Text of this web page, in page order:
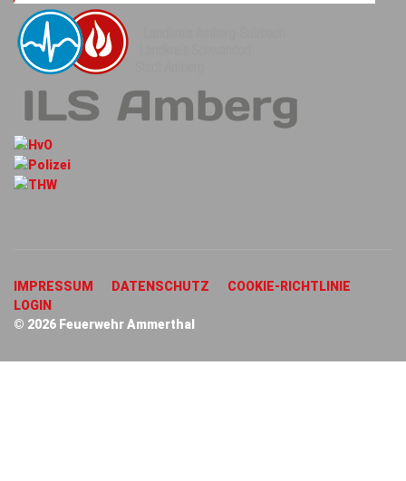
IMPRESSUM DATENSCHUTZ
COOKIE-RICHTLINIE
LOGIN
© 2026 Feuerwehr Ammerthal